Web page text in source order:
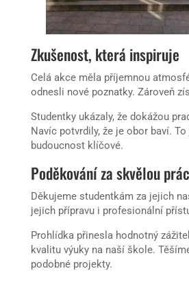
Zkušenost, která inspiruje
Celá akce měla příjemnou
odnesli nové poznatky. Zároveň
Studentky ukázaly, že dokážou
Navíc potvrdily, že je obor baví.
budoucnost klíčové.
Poděkování za skvělou
Děkujeme studentkám za jejich
jejich přípravu i profesionální
Prohlídka přinesla hodnotný
kvalitu výuky na naší škole.
podobné projekty.